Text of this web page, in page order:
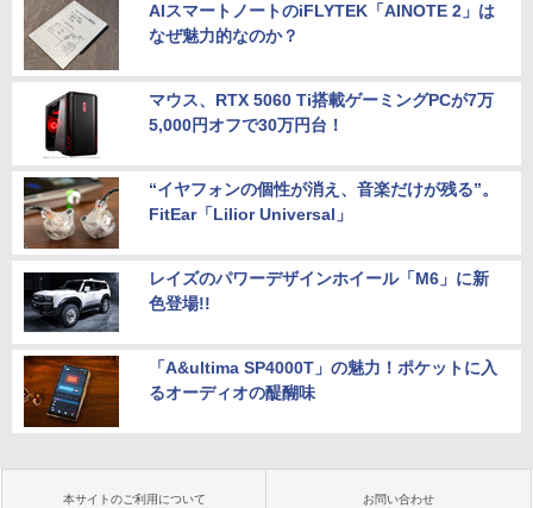
AIスマートノートのiFLYTEK「AINOTE 2」は
なぜ魅力的なのか？
マウス、RTX 5060 Ti搭載ゲーミングPCが7万
5,000円オフで30万円台！
“イヤフォンの個性が消え、音楽だけが残る”。
FitEar「Lilior Universal」
レイズのパワーデザインホイール「M6」に新
色登場!!
「A&ultima SP4000T」の魅力！ポケットに入
るオーディオの醍醐味
本サイトのご利用について お問い合わせ